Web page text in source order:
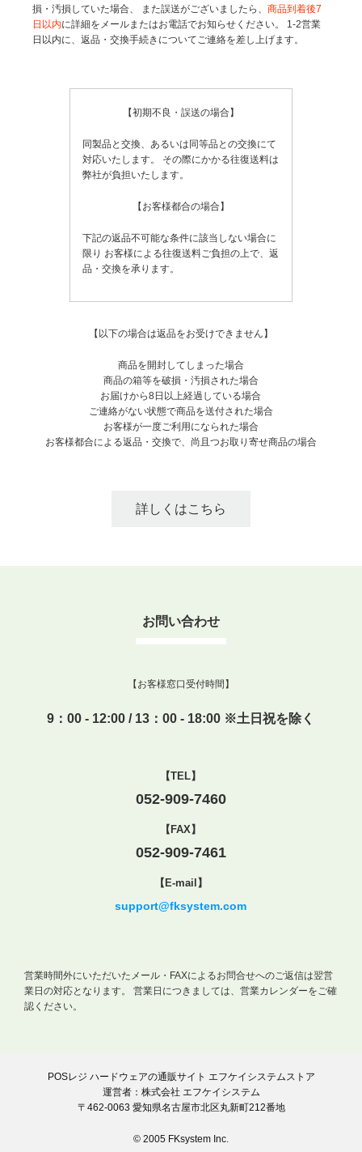
損・汚損していた場合、
また誤送がございましたら、商品到着後7
日以内に詳細をメールまたはお電話でお知らせください。
1-2営業
日以内に、返品・交換手続きについてご連絡を差し上げます。
【初期不良・誤送の場合】
同製品と交換、あるいは同等品との交換にて
対応いたします。
その際にかかる往復送料は
弊社が負担いたします。
【お客様都合の場合】
下記の返品不可能な条件に該当しない場合に
限り お客様による往復送料ご負担の上で、返
品・交換を承ります。
【以下の場合は返品をお受けできません】
商品を開封してしまった場合
商品の箱等を破損・汚損された場合
お届けから8日以上経過している場合
ご連絡がない状態で商品を送付された場合
お客様が一度ご利用になられた場合
お客様都合による返品・交換で、尚且つお取り寄せ商品の場合
詳しくはこちら
お問い合わせ
【お客様窓口受付時間】
9：00 - 12:00 / 13：00 - 18:00 ※土日祝を除く
【TEL】
052-909-7460
【FAX】
052-909-7461
【E-mail】
support@fksystem.com
営業時間外にいただいたメール・FAXによるお問合せへのご返信は翌営
業日の対応となります。
営業日につきましては、営業カレンダーをご確
認ください。
POSレジ ハードウェアの通販サイト エフケイシステムストア
運営者：株式会社 エフケイシステム
〒462-0063 愛知県名古屋市北区丸新町212番地
© 2005 FKsystem Inc.